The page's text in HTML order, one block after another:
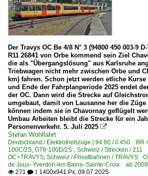
0 500 RABDe 500 ·SBB· ICN
Der Travys OC Be 4/8 N° 3 (94800 450 003-9
R11 26841 von Orbe kommend sein Ziel
die als "Übergangslösung" aus Karlsruhe
Triebwagen nicht mehr zwischen Orbe und
km) fahren. Schon jetzt werden etliche
und Ende der Fahrplanperiode 2025 endet
der OC. Dann wird die Strecke auf
umgebaut, damit von Lausanne her die
können indem sie in Chavornay geflügelt
Umbau Arbeiten bleibt die Strecke für ein
Personenverkehr. 5. Juli 2025 
Stefan Wohlfahrt
Deutschland / Elektrotriebzüge | 94 80 / 0 450 BR
100C/2S, GT8-100D/2S· Schweiz / Strecken /
OC>TRAVYS Schweiz / Privatbahnen / TRAVYS
de Joux–Yverdon-les-Bains–Sainte-Croix ab 2008
 271  1 1400x941 Px, 09.07.2025